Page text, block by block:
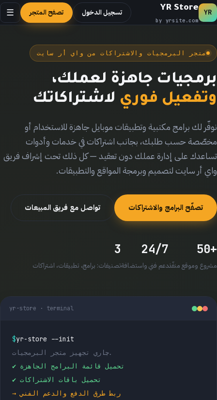
YR
YR Store
by yrsite.com
تسجيل الدخول تصفح المتجر ☰
متجر البرمجيات والاشتراكات من واي أر سايت
برمجيات جاهزة لعملك،
وتفعيل فوري لاشتراكاتك
نوفّر لك برامج مكتبية وتطبيقات موبايل جاهزة للاستخدام أو
مخصّصة حسب طلبك، بجانب اشتراكات في خدمات وأدوات
تساعدك على إدارة عملك دون تعقيد — كل ذلك تحت إشراف فريق
واي أر سايت لتصميم وبرمجة المواقع والتطبيقات.
تصفّح البرامج والاشتراكات تواصل مع فريق المبيعات
+50
مشروع وموقع منفّذ
24/7
دعم فني واستضافة
3
تصنيفات: برامج، تطبيقات، اشتراكات
yr-store · terminal
$yr-store --init
جاري تجهيز متجر البرمجيات...
✔ تحميل قائمة البرامج الجاهزة
✔ تحميل باقات الاشتراكات
→ ربط طرق الدفع والدعم الفني